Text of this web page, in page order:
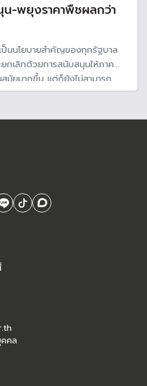
-พยุงราคาพืชผลกว่า
นนโยบายสำคัญของทุกรัฐบาล
กเลิกด้วยการสนับสนุนให้ภาค
มัยมากขึ้น แต่ก็ยังไม่สามารถ
ายที่ทุกรัฐบาลจะประกาศทันทีหลัง
คล